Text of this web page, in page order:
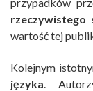
rzeczywistego
wartość tej
Kolejnym
języka.